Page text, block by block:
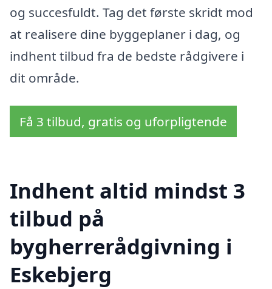
og succesfuldt. Tag det første skridt mod
at realisere dine byggeplaner i dag, og
indhent tilbud fra de bedste rådgivere i
dit område.
Få 3 tilbud, gratis og uforpligtende
Indhent altid mindst 3
tilbud på
bygherrerådgivning i
Eskebjerg